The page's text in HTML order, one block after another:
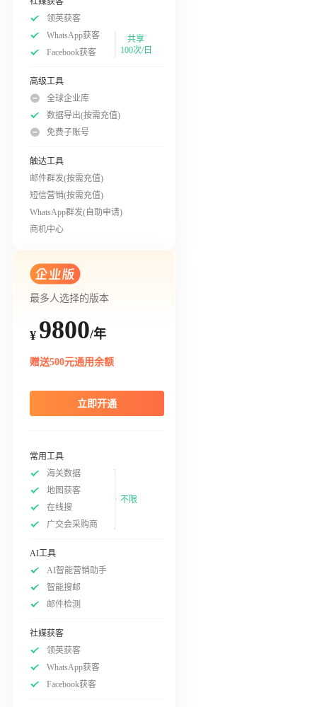
领英获客
WhatsApp获客
Facebook获客
共享
100次/日
高级工具
全球企业库
数据导出(按需充值)
免费子账号
触达工具
邮件群发(按需充值)
短信营销(按需充值)
WhatsApp群发(自助申请)
商机中心
最多人选择的版本
¥ 9800/年
赠送500元通用余额
立即开通
常用工具
海关数据
地图获客
在线搜
广交会采购商
不限
AI工具
AI智能营销助手
智能搜邮
邮件检测
社媒获客
领英获客
WhatsApp获客
Facebook获客